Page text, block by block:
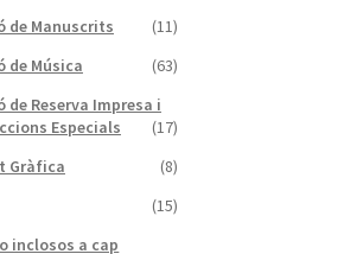
de Manuscrits
(11)
de Música
(63)
de Reserva Impresa i
Especials
(17)
Gràfica
(8)
(15)
inclosos a cap